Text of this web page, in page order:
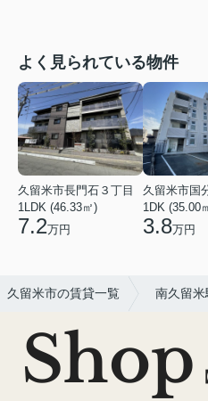
よく見られている物件
久留米市長門石３丁目
1LDK (46.33㎡)
7.2万円
久留米市国
1DK (35.00
3.8万円
久留米市の賃貸一覧 南久留米
Shop